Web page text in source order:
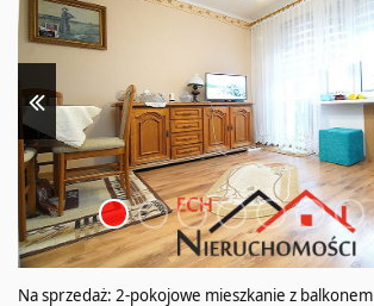
Na sprzedaż: 2-pokojowe mieszkanie z balkonem